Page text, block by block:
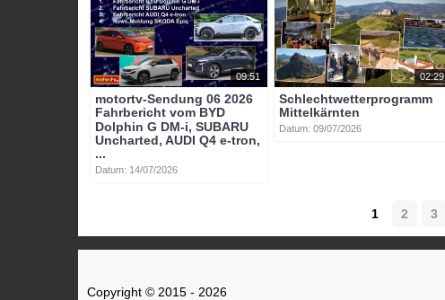
09:51
motortv-Sendung 06 2026
Fahrbericht vom BYD
Dolphin G DM-i, SUBARU
Uncharted, AUDI Q4 e-tron,
...
Datum: 14/07/2026
02:29
Schlechtwetterprogramm
Mittelkärnten
Datum: 09/07/2026
1 2 3
Copyright © 2015 - 2026